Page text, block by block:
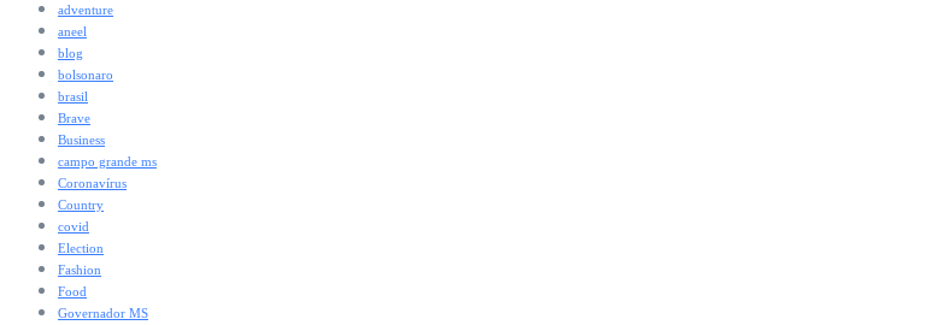
adventure
aneel
blog
bolsonaro
brasil
Brave
Business
campo grande ms
Coronavírus
Country
covid
Election
Fashion
Food
Governador MS